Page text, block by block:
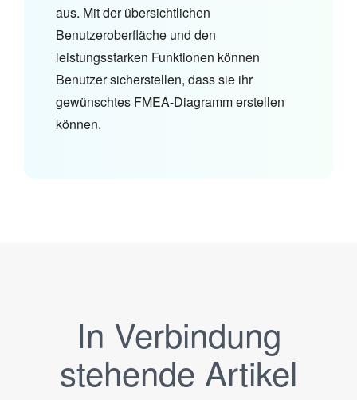
aus. Mit der übersichtlichen
Benutzeroberfläche und den
leistungsstarken Funktionen können
Benutzer sicherstellen, dass sie ihr
gewünschtes FMEA-Diagramm erstellen
können.
In Verbindung
stehende Artikel